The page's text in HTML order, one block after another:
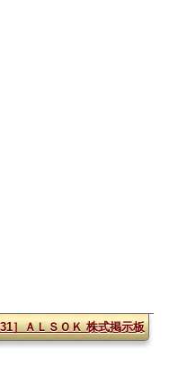
］ＡＬＳＯＫ 株式掲示板